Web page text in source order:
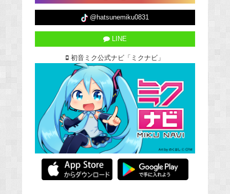
@hatsunemiku0831
LINE
初音ミク公式ナビ「ミクナビ」